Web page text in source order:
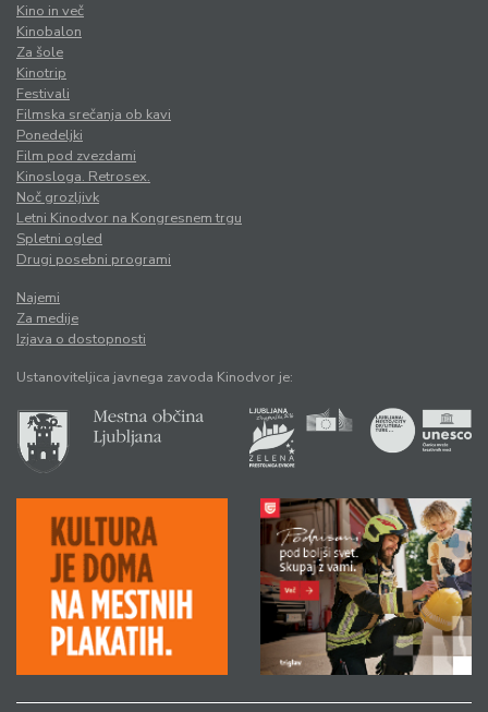
Kino in več
Kinobalon
Za šole
Kinotrip
Festivali
Filmska srečanja ob kavi
Ponedeljki
Film pod zvezdami
Kinosloga. Retrosex.
Noč grozljivk
Letni Kinodvor na Kongresnem trgu
Spletni ogled
Drugi posebni programi
Najemi
Za medije
Izjava o dostopnosti
Ustanoviteljica javnega zavoda Kinodvor je: